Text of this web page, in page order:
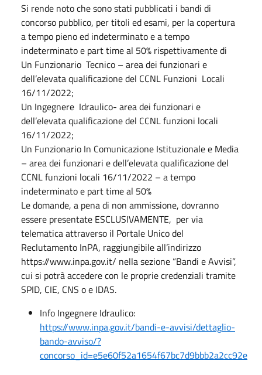
Si rende noto che sono stati pubblicati i bandi di
concorso pubblico, per titoli ed esami, per la copertura
a tempo pieno ed indeterminato e a tempo
indeterminato e part time al 50% rispettivamente di
Un Funzionario Tecnico – area dei funzionari e
dell’elevata qualificazione del CCNL Funzioni Locali
16/11/2022;
Un Ingegnere Idraulico- area dei funzionari e
dell’elevata qualificazione del CCNL funzioni locali
16/11/2022;
Un Funzionario In Comunicazione Istituzionale e Media
– area dei funzionari e dell’elevata qualificazione del
CCNL funzioni locali 16/11/2022 – a tempo
indeterminato e part time al 50%
Le domande, a pena di non ammissione, dovranno
essere presentate ESCLUSIVAMENTE, per via
telematica attraverso il Portale Unico del
Reclutamento InPA, raggiungibile all’indirizzo
https://www.inpa.gov.it/ nella sezione “Bandi e Avvisi”,
cui si potrà accedere con le proprie credenziali tramite
SPID, CIE, CNS o e IDAS.
Info Ingegnere Idraulico:
https://www.inpa.gov.it/bandi-e-avvisi/dettaglio-
bando-avviso/?
concorso_id=e5e60f52a1654f67bc7d9bbb2a2cc92e